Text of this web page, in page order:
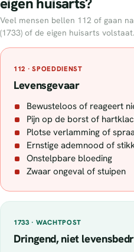
Veel mensen bellen 112 of gaan
(1733) of de eigen huisarts
112 · SPOEDDIENST
Levensgevaar
Bewusteloos of reageert
Pijn op de borst of
Plotse verlamming of
Ernstige ademnood of
Onstelpbare bloeding
Zwaar ongeval of stuipen
1733 · WACHTPOST
Dringend, niet